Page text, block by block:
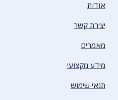
אודות
יצירת קשר
מאמרים
מידע מקצועי
תנאי שימוש